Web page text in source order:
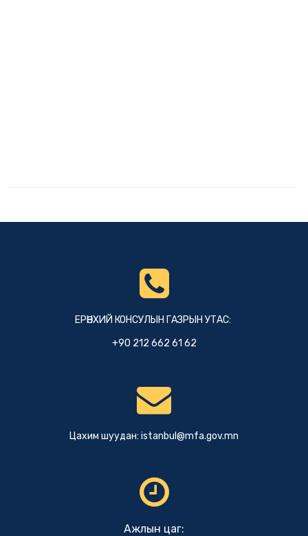
ЕРӨНХИЙ КОНСУЛЫН ГАЗРЫН УТАС:
+90 212 662 61 62
Цахим шуудан: istanbul@mfa.gov.mn
Ажлын цаг: